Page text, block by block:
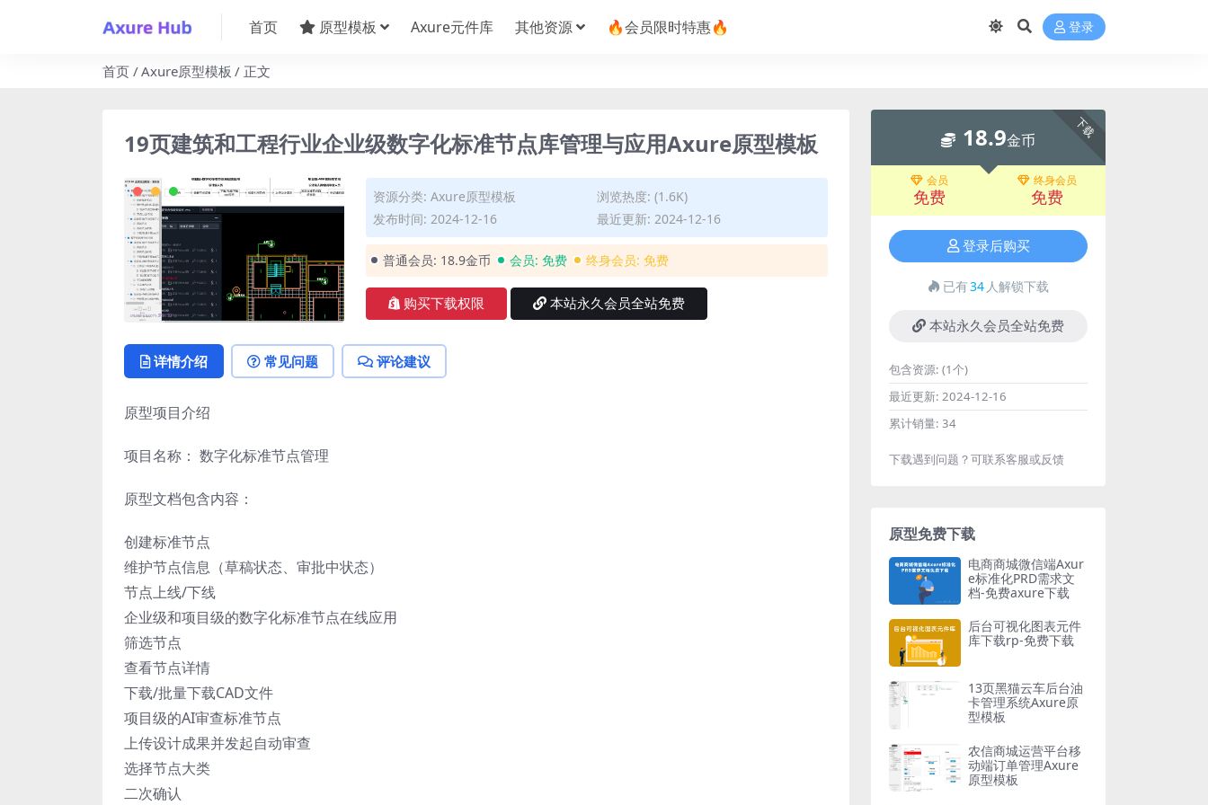
首页 原型模板 Axure元件库 其他资源 🔥会员限时特惠🔥 登录
首页 Axure原型模板 正文
19页建筑和工程行业企业级数字化标准节点库管理与应用Axure原型模板
资源分类: Axure原型模板
浏览热度: (1.6K)
发布时间: 2024-12-16
最近更新: 2024-12-16
普通会员: 18.9金币 会员: 免费 终身会员: 免费
购买下载权限 本站永久会员全站免费
详情介绍 常见问题 评论建议
原型项目介绍
项目名称： 数字化标准节点管理
原型文档包含内容：
创建标准节点
维护节点信息（草稿状态、审批中状态）
节点上线/下线
企业级和项目级的数字化标准节点在线应用
筛选节点
查看节点详情
下载/批量下载CAD文件
项目级的AI审查标准节点
上传设计成果并发起自动审查
选择节点大类
二次确认
下载
18.9金币
会员
免费
终身会员
免费
登录后购买
已有34 人解锁下载
本站永久会员全站免费
包含资源: (1个)
最近更新: 2024-12-16
累计销量: 34
下载遇到问题？可联系客服或反馈
原型免费下载
电商商城微信端Axur
e标准化PRD需求文
档-免费axure下载
后台可视化图表元件
库下载rp-免费下载
13页黑猫云车后台油
卡管理系统Axure原
型模板
农信商城运营平台移
动端订单管理Axure
原型模板